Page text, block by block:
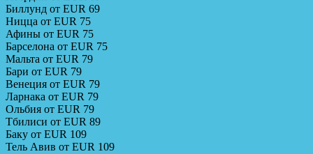
Биллунд от EUR 69
Ницца от EUR 75
Афины от EUR 75
Барселона от EUR 75
Мальта от EUR 79
Бари от EUR 79
Венеция от EUR 79
Ларнака от EUR 79
Ольбия от EUR 79
Тбилиси от EUR 89
Баку от EUR 109
Тель Авив от EUR 109